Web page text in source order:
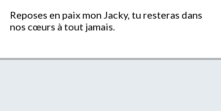
Reposes en paix mon Jacky, tu resteras dans
nos cœurs à tout jamais.